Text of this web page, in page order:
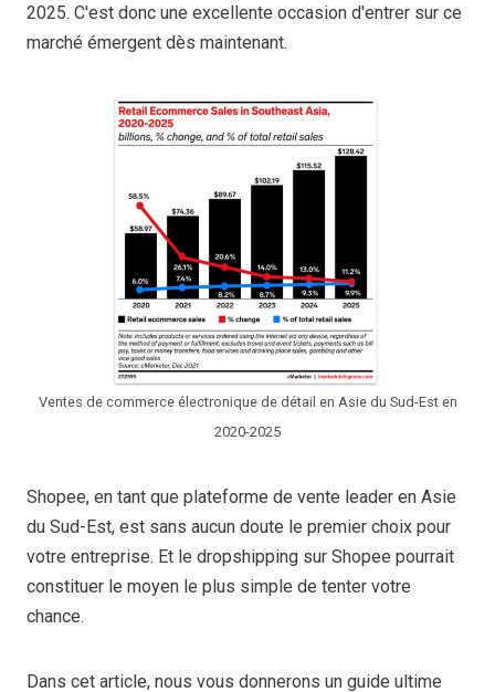
2025. C'est donc une excellente occasion d'entrer sur ce
marché émergent dès maintenant.
Ventes de commerce électronique de détail en Asie du Sud-Est en
2020-2025
Shopee, en tant que plateforme de vente leader en Asie
du Sud-Est, est sans aucun doute le premier choix pour
votre entreprise. Et le dropshipping sur Shopee pourrait
constituer le moyen le plus simple de tenter votre
chance.
Dans cet article, nous vous donnerons un guide ultime